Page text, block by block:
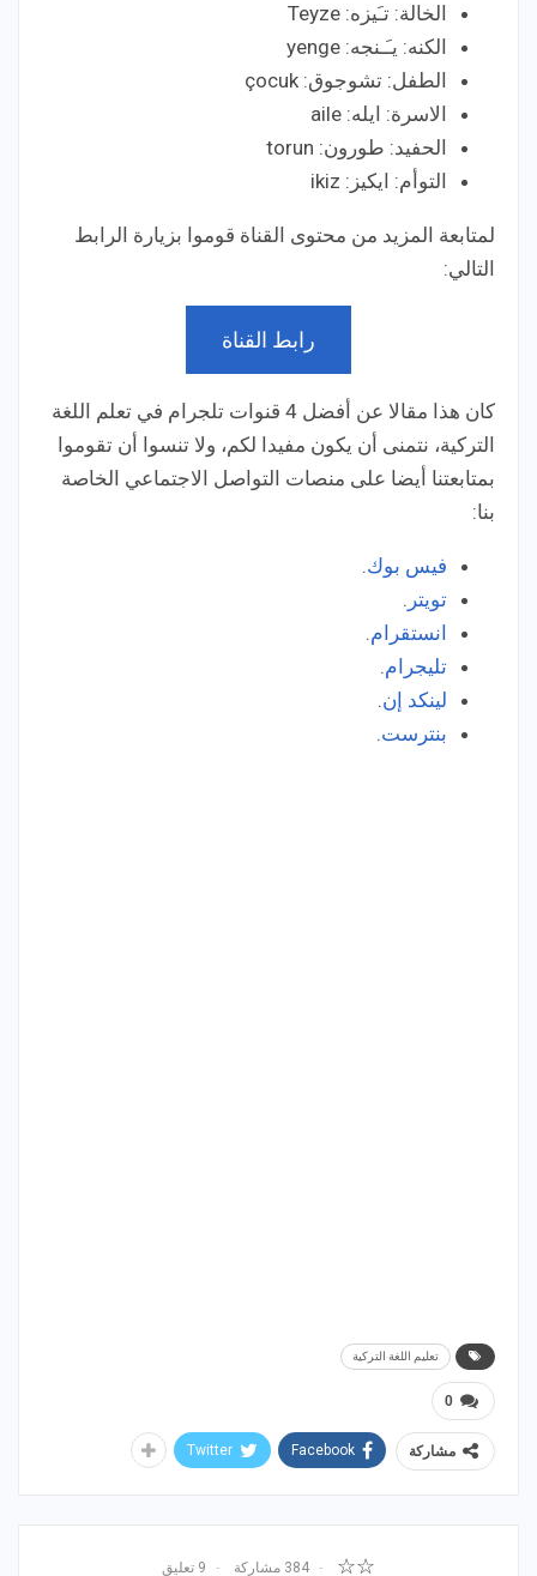
الخالة: تـَيزه: Teyze
الكنه: يـَـنجه: yenge
الطفل: تشوجوق: çocuk
الاسرة: ايله: aile
الحفيد: طورون: torun
التوأم: ايكيز: ikiz
لمتابعة المزيد من محتوى القناة قوموا بزيارة الرابط
التالي:
رابط القناة
كان هذا مقالا عن أفضل 4 قنوات تلجرام في تعلم اللغة
التركية، نتمنى أن يكون مفيدا لكم، ولا تنسوا أن تقوموا
بمتابعتنا أيضا على منصات التواصل الاجتماعي الخاصة
بنا:
فيس بوك.
تويتر .
انستقرام.
تليجرام.
لينكد إن.
بنترست.
تعليم اللغة التركية
0
مشاركة Facebook
Twitter
☆☆ 384 مشاركة 9 تعليق